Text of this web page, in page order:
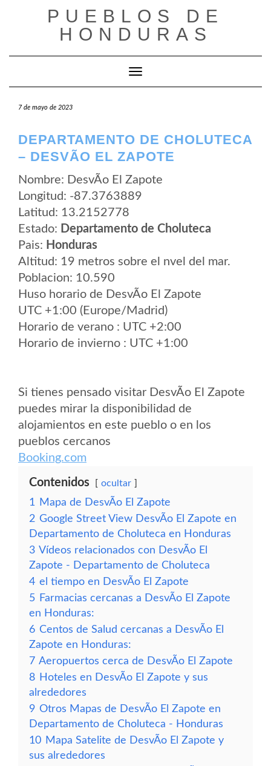
PUEBLOS DE
HONDURAS
Cambiar modo de navegación
7 de mayo de 2023
DEPARTAMENTO DE CHOLUTECA
– DESVÃ­O EL ZAPOTE
Nombre: DesvÃ­o El Zapote
Longitud: -87.3763889
Latitud: 13.2152778
Estado: Departamento de Choluteca
Pais: Honduras
Altitud: 19 metros sobre el nvel del mar.
Poblacion: 10.590
Huso horario de DesvÃ­o El Zapote
UTC +1:00 (Europe/Madrid)
Horario de verano : UTC +2:00
Horario de invierno : UTC +1:00
Si tienes pensado visitar DesvÃ­o El Zapote
puedes mirar la disponibilidad de
alojamientos en este pueblo o en los
pueblos cercanos
Booking.com
Contenidos ocultar
1
Mapa de DesvÃ­o El Zapote
2 Google Street View DesvÃ­o El Zapote en
Departamento de Choluteca en Honduras
3 Vídeos relacionados con DesvÃ­o El
Zapote - Departamento de Choluteca
4 el tiempo en DesvÃ­o El Zapote
5 Farmacias cercanas a DesvÃ­o El Zapote
en Honduras:
6 Centos de Salud cercanas a DesvÃ­o El
Zapote en Honduras:
7 Aeropuertos cerca de DesvÃ­o El Zapote
8 Hoteles en DesvÃ­o El Zapote y sus
alrededores
9 Otros Mapas de DesvÃ­o El Zapote en
Departamento de Choluteca - Honduras
10 Mapa Satelite de DesvÃ­o El Zapote y
sus alrededores